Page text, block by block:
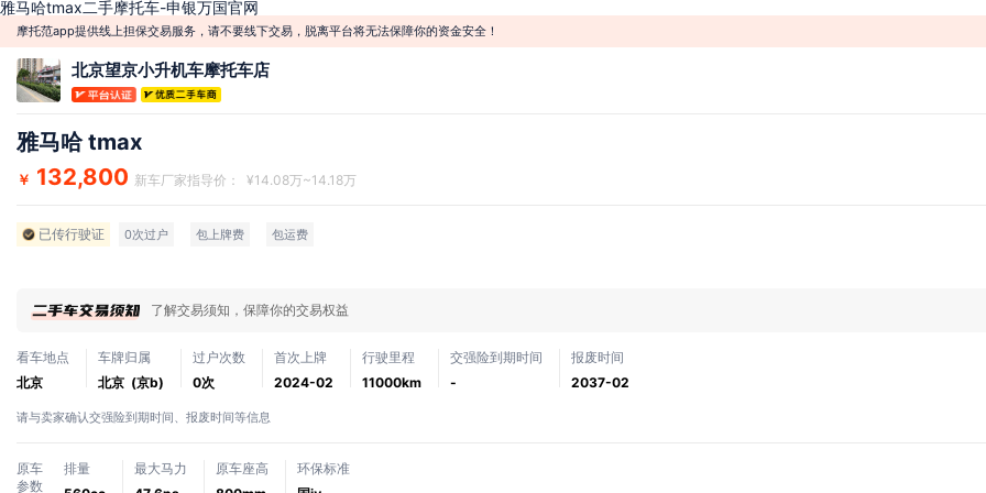
雅马哈tmax二手摩托车-申银万国官网
摩托范app提供线上担保交易服务，请不要线下交易，脱离平台将无法保障你的资金安全！
北京望京小升机车摩托车店
雅马哈 tmax
￥ 132,800 新车厂家指导价： ¥14.08万~14.18万
已传行驶证 0次过户 包上牌费 包运费
了解交易须知，保障你的交易权益
看车地点
北京
车牌归属
北京 (京b)
过户次数
0次
首次上牌
2024-02
行驶里程
11000km
交强险到期时间
-
报废时间
2037-02
请与卖家确认交强险到期时间、报废时间等信息
原车
参数
排量
最大马力
原车座高
环保标准